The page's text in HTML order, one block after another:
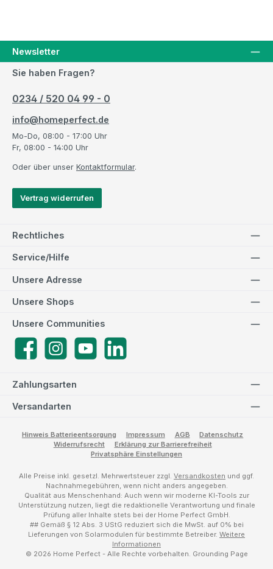
Newsletter
Sie haben Fragen?
0234 / 520 04 99 - 0
info@homeperfect.de
Mo-Do, 08:00 - 17:00 Uhr
Fr, 08:00 - 14:00 Uhr
Oder über unser Kontaktformular.
Vertrag widerrufen
Rechtliches
Service/Hilfe
Zahlungsarten
Versandarten
Unsere Adresse
Unsere Communities
FacebookInstagramYouTube LinkedIn
Unsere Shops
Hinweis Batterieentsorgung Impressum AGB
Datenschutz
Widerrufsrecht
Erklärung zur Barrierefreiheit
Privatsphäre Einstellungen
Alle Preise inkl. gesetzl. Mehrwertsteuer zzgl. Versandkosten und ggf.
Nachnahmegebühren, wenn nicht anders angegeben.
Qualität aus Menschenhand: Auch wenn wir moderne KI-Tools zur
Unterstützung nutzen, liegt die redaktionelle Verantwortung und finale
Prüfung aller Inhalte stets bei der Home Perfect GmbH.
## Gemäß § 12 Abs. 3 UStG reduziert sich die MwSt. auf 0% bei
Lieferungen von Solarmodulen für bestimmte Betreiber. Weitere
Informationen
© 2026 Home Perfect - Alle Rechte vorbehalten. Grounding Page